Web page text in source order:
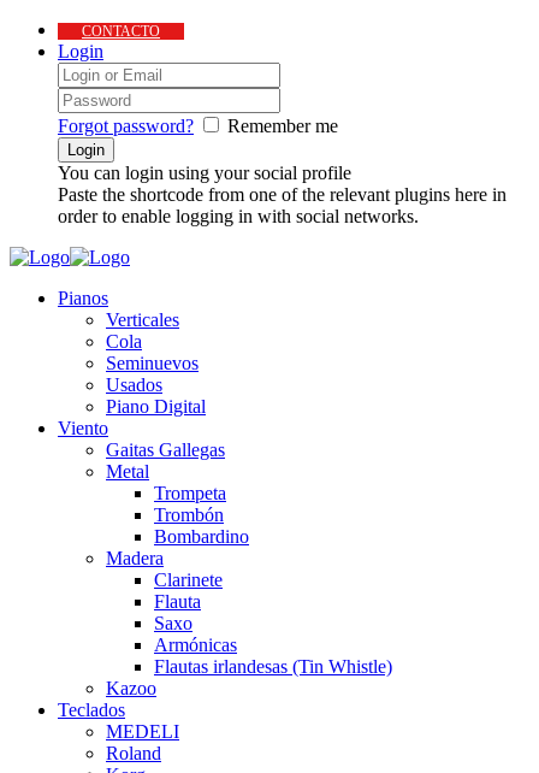
CONTACTO
Login
Forgot password? Remember me
You can login using your social profile
Paste the shortcode from one of the relevant plugins here in
order to enable logging in with social networks.
Pianos
Verticales
Cola
Seminuevos
Usados
Piano Digital
Viento
Gaitas Gallegas
Metal
Trompeta
Trombón
Bombardino
Madera
Clarinete
Flauta
Saxo
Armónicas
Flautas irlandesas (Tin Whistle)
Kazoo
Teclados
MEDELI
Roland